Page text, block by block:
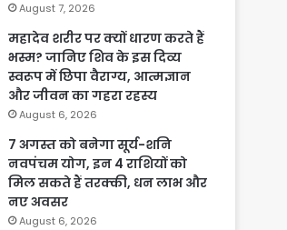
August 7, 2026
महादेव शरीर पर क्यों धारण करते हैं
भस्म? जानिए शिव के इस दिव्य
स्वरूप में छिपा वैराग्य, आत्मज्ञान
और जीवन का गहरा रहस्य
August 6, 2026
7 अगस्त को बनेगा सूर्य-शनि
नवपंचम योग, इन 4 राशियों को
मिल सकते हैं तरक्की, धन लाभ और
नए अवसर
August 6, 2026